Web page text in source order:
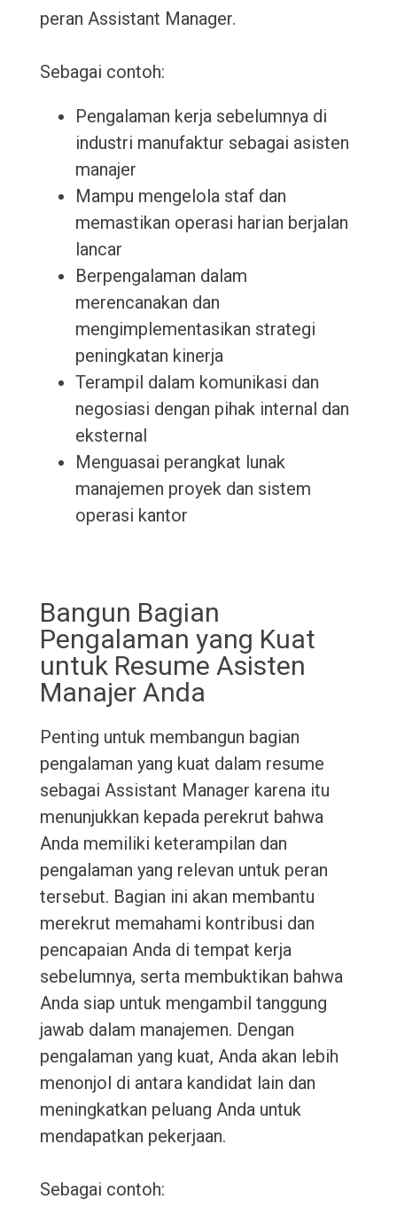
peran Assistant Manager.
Sebagai contoh:
Pengalaman kerja sebelumnya di
industri manufaktur sebagai asisten
manajer
Mampu mengelola staf dan
memastikan operasi harian berjalan
lancar
Berpengalaman dalam
merencanakan dan
mengimplementasikan strategi
peningkatan kinerja
Terampil dalam komunikasi dan
negosiasi dengan pihak internal dan
eksternal
Menguasai perangkat lunak
manajemen proyek dan sistem
operasi kantor
Bangun Bagian
Pengalaman yang Kuat
untuk Resume Asisten
Manajer Anda
Penting untuk membangun bagian
pengalaman yang kuat dalam resume
sebagai Assistant Manager karena itu
menunjukkan kepada perekrut bahwa
Anda memiliki keterampilan dan
pengalaman yang relevan untuk peran
tersebut. Bagian ini akan membantu
merekrut memahami kontribusi dan
pencapaian Anda di tempat kerja
sebelumnya, serta membuktikan bahwa
Anda siap untuk mengambil tanggung
jawab dalam manajemen. Dengan
pengalaman yang kuat, Anda akan lebih
menonjol di antara kandidat lain dan
meningkatkan peluang Anda untuk
mendapatkan pekerjaan.
Sebagai contoh: